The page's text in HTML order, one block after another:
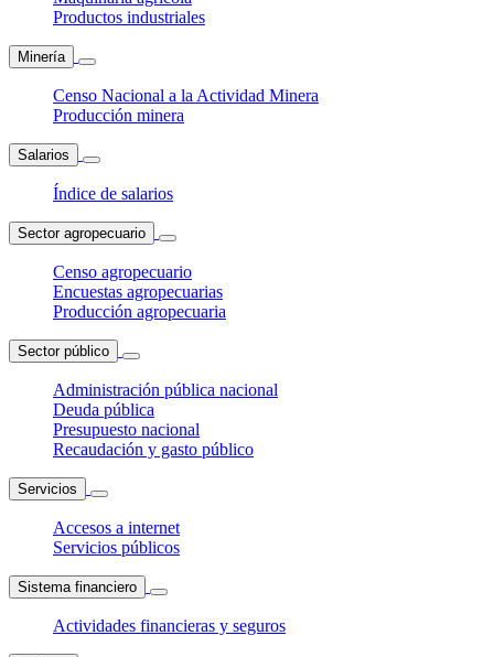
Productos industriales
Minería
Censo Nacional a la Actividad Minera
Producción minera
Salarios
Índice de salarios
Sector agropecuario
Censo agropecuario
Encuestas agropecuarias
Producción agropecuaria
Sector público
Administración pública nacional
Deuda pública
Presupuesto nacional
Recaudación y gasto público
Servicios
Accesos a internet
Servicios públicos
Sistema financiero
Actividades financieras y seguros